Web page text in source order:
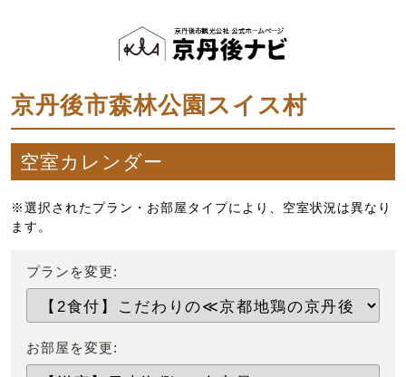
京丹後市森林公園スイス村
空室カレンダー
※選択されたプラン・お部屋タイプにより、空室状況は異なり
ます。
プランを変更:
お部屋を変更: